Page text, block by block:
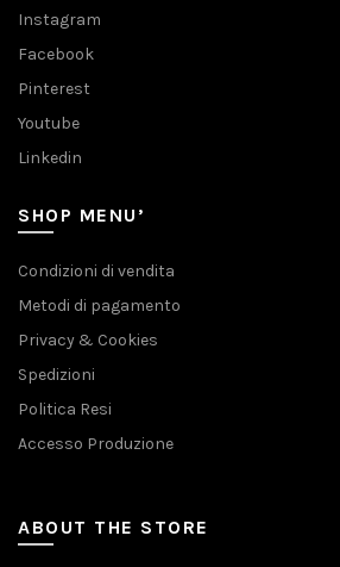
Instagram
Facebook
Pinterest
Youtube
Linkedin
SHOP MENU’
Condizioni di vendita
Metodi di pagamento
Privacy & Cookies
Spedizioni
Politica Resi
Accesso Produzione
ABOUT THE STORE